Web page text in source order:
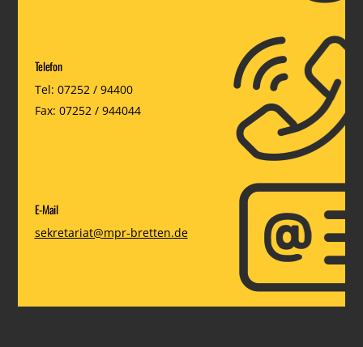
Telefon
Tel: 07252 / 94400
Fax: 07252 / 944044
E-Mail
sekretariat@mpr-bretten.de